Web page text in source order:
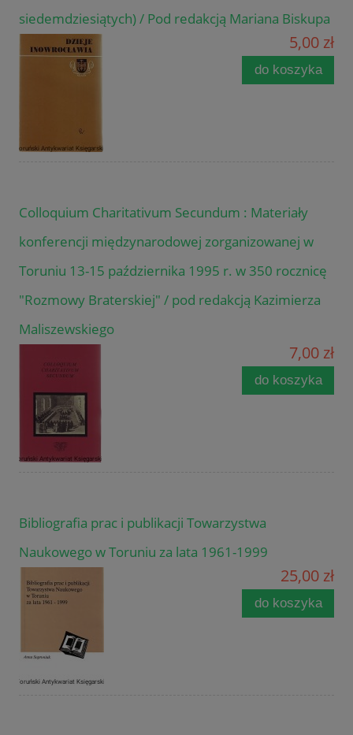
siedemdziesiątych) / Pod redakcją Mariana Biskupa
5,00 zł
do koszyka
Colloquium Charitativum Secundum : Materiały
konferencji międzynarodowej zorganizowanej w
Toruniu 13-15 października 1995 r. w 350 rocznicę
"Rozmowy Braterskiej" / pod redakcją Kazimierza
Maliszewskiego
7,00 zł
do koszyka
Bibliografia prac i publikacji Towarzystwa
Naukowego w Toruniu za lata 1961-1999
25,00 zł
do koszyka